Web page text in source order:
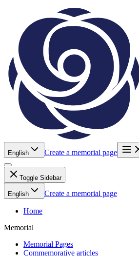
English Create a memorial page
Toggle Sidebar
English Create a memorial page
Home
Memorial
Memorial Pages
Commemorative articles